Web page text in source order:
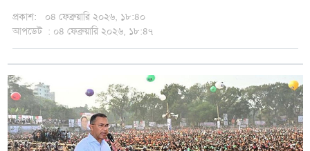
প্রকাশ:
০৪ ফেব্রুয়ারি ২০২৬, ১৮:৪০
আপডেট : ০৪ ফেব্রুয়ারি ২০২৬, ১৮:৪৭